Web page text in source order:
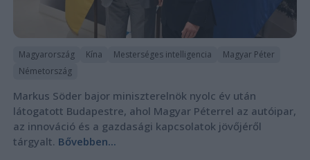
Magyarország Kína Mesterséges intelligencia
Magyar Péter
Németország
Markus Söder bajor miniszterelnök nyolc év után
látogatott Budapestre, ahol Magyar Péterrel az autóipar,
az innováció és a gazdasági kapcsolatok jövőjéről
tárgyalt. Bővebben...